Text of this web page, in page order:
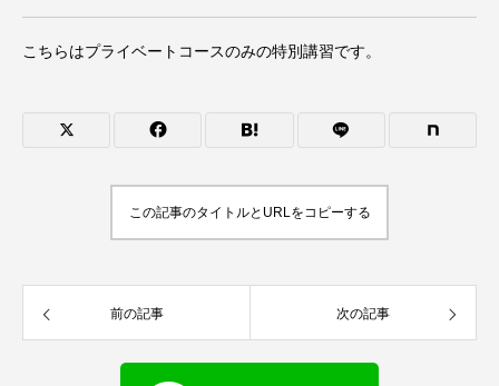
こちらはプライベートコースのみの特別講習です。
この記事のタイトルとURLをコピーする
前の記事 次の記事